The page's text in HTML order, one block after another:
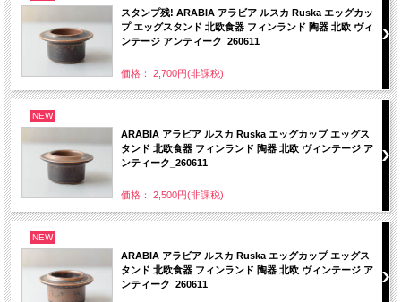
スタンプ残! ARABIA アラビア ルスカ Ruska エッグカッ
プ エッグスタンド 北欧食器 フィンランド 陶器 北欧 ヴィ
ンテージ アンティーク_260611
価格： 2,700円(非課税)
NEW
ARABIA アラビア ルスカ Ruska エッグカップ エッグス
タンド 北欧食器 フィンランド 陶器 北欧 ヴィンテージ ア
ンティーク_260611
価格： 2,500円(非課税)
NEW
ARABIA アラビア ルスカ Ruska エッグカップ エッグス
タンド 北欧食器 フィンランド 陶器 北欧 ヴィンテージ ア
ンティーク_260611